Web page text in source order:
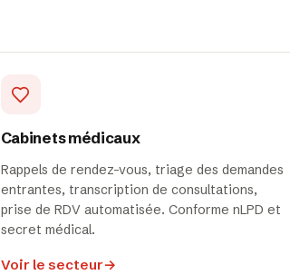
Cabinets médicaux
Rappels de rendez-vous, triage des demandes
entrantes, transcription de consultations,
prise de RDV automatisée. Conforme nLPD et
secret médical.
Voir le secteur→